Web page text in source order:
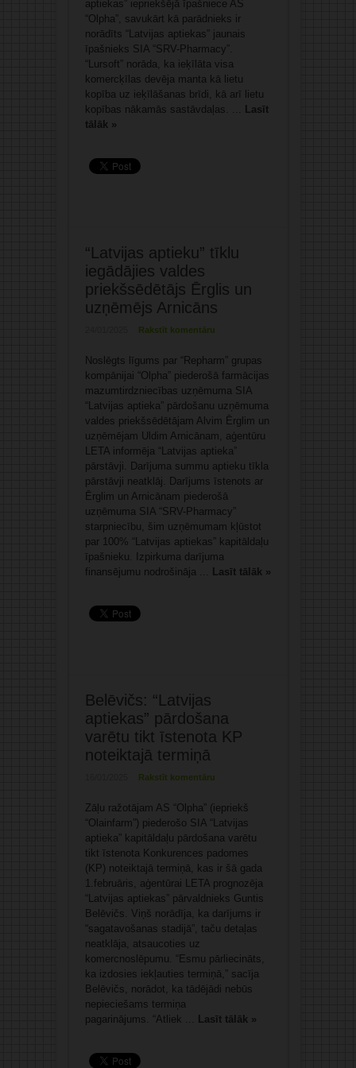
aptiekas” iepriekšējā īpašniece AS
“Olpha”, savukārt kā parādnieks ir
norādīts “Latvijas aptiekas” jaunais
īpašnieks SIA “SRV-Pharmacy”.
“Lursoft” norāda, ka ieķīlāta visa
komercķīlas devēja manta kā lietu
kopība uz ieķīlāšanas brīdi, kā arī lietu
kopības nākamās sastāvdaļas. ... Lasīt
tālāk »
“Latvijas aptieku” tīklu
iegādājies valdes
priekšsēdētājs Ērglis un
uzņēmējs Arnicāns
Rakstīt komentāru
Noslēgts līgums par “Repharm” grupas
kompānijai “Olpha” piederošā farmācijas
mazumtirdzniecības uzņēmuma SIA
“Latvijas aptieka” pārdošanu uzņēmuma
valdes priekšsēdētājam Alvim Ērglim un
uzņēmējam Uldim Arnicānam, aģentūru
LETA informēja “Latvijas aptieka”
pārstāvji. Darījuma summu aptieku tīkla
pārstāvji neatklāj. Darījums īstenots ar
Ērglim un Arnicānam piederošā
uzņēmuma SIA “SRV-Pharmacy”
starpniecību, šim uzņēmumam kļūstot
par 100% “Latvijas aptiekas” kapitāldaļu
īpašnieku. Izpirkuma darījuma
finansējumu nodrošināja ... Lasīt tālāk »
Belēvičs: “Latvijas
aptiekas” pārdošana
varētu tikt īstenota KP
noteiktajā termiņā
Rakstīt komentāru
Zāļu ražotājam AS “Olpha” (iepriekš
“Olainfarm”) piederošo SIA “Latvijas
aptieka” kapitāldaļu pārdošana varētu
tikt īstenota Konkurences padomes
(KP) noteiktajā termiņā, kas ir šā gada
1.februāris, aģentūrai LETA prognozēja
“Latvijas aptiekas” pārvaldnieks Guntis
Belēvičs. Viņš norādīja, ka darījums ir
“sagatavošanas stadijā”, taču detaļas
neatklāja, atsaucoties uz
komercnoslēpumu. “Esmu pārliecināts,
ka izdosies iekļauties termiņā,” sacīja
Belēvičs, norādot, ka tādējādi nebūs
nepieciešams termiņa
pagarinājums. “Atliek ... Lasīt tālāk »